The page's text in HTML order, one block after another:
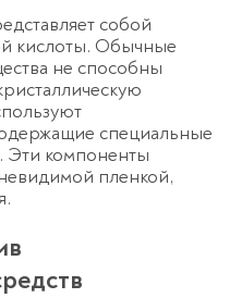
собой
кислоты. Обычные
не способны
специальные
Эти компоненты
пленкой,